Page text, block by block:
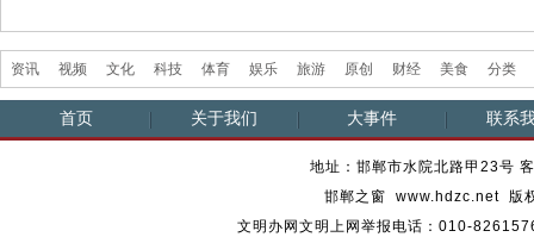
资讯 视频 文化 科技 体育 娱乐 旅游 原创 财经 美食 分类
首页 关于我们 大事件 联系
地址：邯郸市水院北路甲23号
邯郸之窗 www.hdzc.net 版
文明办网文明上网举报电话：010-